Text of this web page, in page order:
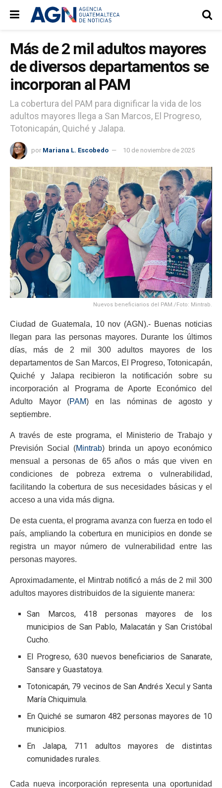
Más de 2 mil adultos mayores
de diversos departamentos se
incorporan al PAM
La cobertura del PAM para dignificar la vida de los
adultos mayores llega a San Marcos, El Progreso,
Totonicapán, Quiché y Jalapa.
por Mariana L. Escobedo 10 de noviembre de 2025
Nuevos beneficiarios del PAM./Foto: Mintrab.
Ciudad de Guatemala, 10 nov (AGN).- Buenas noticias
llegan para las personas mayores. Durante los últimos
días, más de 2 mil 300 adultos mayores de los
departamentos de San Marcos, El Progreso, Totonicapán,
Quiché y Jalapa recibieron la notificación sobre su
incorporación al Programa de Aporte Económico del
Adulto Mayor (PAM) en las nóminas de agosto y
septiembre.
A través de este programa, el Ministerio de Trabajo y
Previsión Social (Mintrab) brinda un apoyo económico
mensual a personas de 65 años o más que viven en
condiciones de pobreza extrema o vulnerabilidad,
facilitando la cobertura de sus necesidades básicas y el
acceso a una vida más digna.
De esta cuenta, el programa avanza con fuerza en todo el
país, ampliando la cobertura en municipios en donde se
registra un mayor número de vulnerabilidad entre las
personas mayores.
Aproximadamente, el Mintrab notificó a más de 2 mil 300
adultos mayores distribuidos de la siguiente manera:
San Marcos, 418 personas mayores de los
municipios de San Pablo, Malacatán y San Cristóbal
Cucho.
El Progreso, 630 nuevos beneficiarios de Sanarate,
Sansare y Guastatoya.
Totonicapán, 79 vecinos de San Andrés Xecul y Santa
María Chiquimula.
En Quiché se sumaron 482 personas mayores de 10
municipios.
En Jalapa, 711 adultos mayores de distintas
comunidades rurales.
Cada nueva incorporación representa una oportunidad